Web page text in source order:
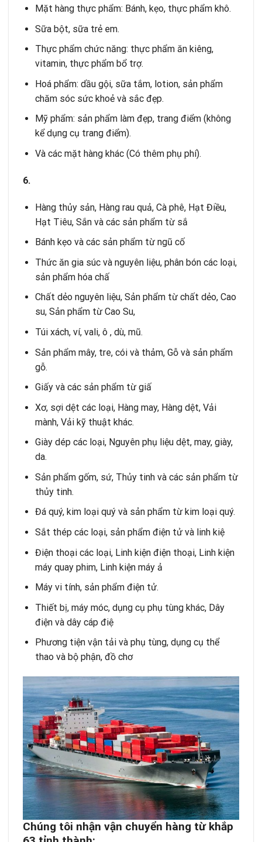
Mặt hàng thực phẩm: Bánh, kẹo, thực phẩm khô.
Sữa bột, sữa trẻ em.
Thực phẩm chức năng: thực phẩm ăn kiêng,
vitamin, thực phẩm bổ trợ.
Hoá phẩm: dầu gội, sữa tắm, lotion, sản phẩm
chăm sóc sức khoẻ và sắc đẹp.
Mỹ phẩm: sản phẩm làm đẹp, trang điểm (không
kể dụng cụ trang điểm).
Và các mặt hàng khác (Có thêm phụ phí).
6.
Hàng thủy sản, Hàng rau quả, Cà phê, Hạt Điều,
Hạt Tiêu, Sắn và các sản phẩm từ sắ
Bánh kẹo và các sản phẩm từ ngũ cố
Thức ăn gia súc và nguyên liệu, phân bón các loại,
sản phẩm hóa chấ
Chất dẻo nguyên liệu, Sản phẩm từ chất dẻo, Cao
su, Sản phẩm từ Cao Su,
Túi xách, ví, vali, ô , dù, mũ.
Sản phẩm mây, tre, cói và thảm, Gỗ và sản phẩm
gỗ.
Giấy và các sản phẩm từ giấ
Xơ, sợi dệt các loại, Hàng may, Hàng dệt, Vải
mành, Vải kỹ thuật khác.
Giày dép các loại, Nguyên phụ liệu dệt, may, giày,
da.
Sản phẩm gốm, sứ, Thủy tinh và các sản phẩm từ
thủy tinh.
Đá quý, kim loại quý và sản phẩm từ kim loại quý.
Sắt thép các loại, sản phẩm điện tử và linh kiệ
Điện thoại các loại, Linh kiện điện thoại, Linh kiện
máy quay phim, Linh kiện máy ả
Máy vi tính, sản phẩm điện tử.
Thiết bị, máy móc, dụng cụ phụ tùng khác, Dây
điện và dây cáp điệ
Phương tiện vận tải và phụ tùng, dụng cụ thể
thao và bộ phận, đồ chơ
Chúng tôi nhận vận chuyển hàng từ khắp